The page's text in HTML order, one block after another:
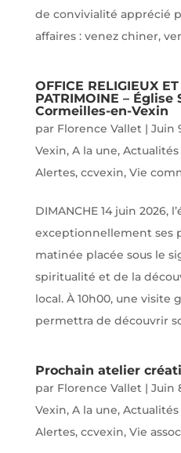
de convivialité apprécié
affaires : venez chiner,
OFFICE RELIGIEUX
PATRIMOINE –
Cormeilles-en-Vexin
par Florence Vallet| Juin
Vexin, A la une,
Alertes, ccvexin, Vie
DIMANCHE 14 juin 2026,
exceptionnellement ses
matinée placée sous le
spiritualité et de la
local. À 10h00, une visite
permettra de découvrir
Prochain atelier
par Florence Vallet| Juin
Vexin, A la une,
Alertes, ccvexin, Vie